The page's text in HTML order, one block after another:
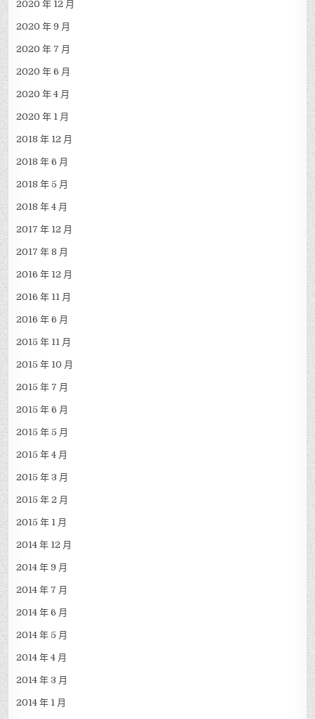
2020 年 12 月
2020 年 9 月
2020 年 7 月
2020 年 6 月
2020 年 4 月
2020 年 1 月
2018 年 12 月
2018 年 6 月
2018 年 5 月
2018 年 4 月
2017 年 12 月
2017 年 8 月
2016 年 12 月
2016 年 11 月
2016 年 6 月
2015 年 11 月
2015 年 10 月
2015 年 7 月
2015 年 6 月
2015 年 5 月
2015 年 4 月
2015 年 3 月
2015 年 2 月
2015 年 1 月
2014 年 12 月
2014 年 9 月
2014 年 7 月
2014 年 6 月
2014 年 5 月
2014 年 4 月
2014 年 3 月
2014 年 1 月